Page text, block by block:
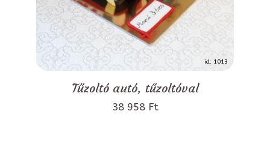
id: 1013
Tűzoltó autó, tűzoltóval
38 958 Ft